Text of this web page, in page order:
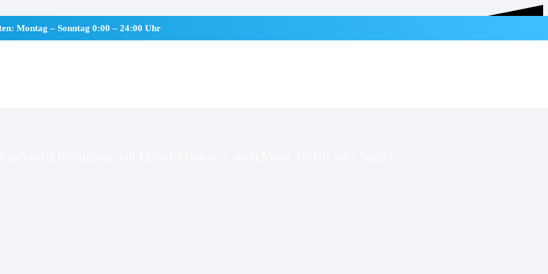
Montag – Sonntag 0:00 – 24:00 Uhr
Reinigung und Desinfektion u. a. nach Mord, Unfall oder Suizid.